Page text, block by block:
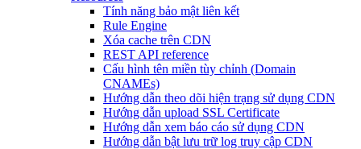
Tính năng bảo mật liên kết
Rule Engine
Xóa cache trên CDN
REST API reference
Cấu hình tên miền tùy chỉnh (Domain
CNAMEs)
Hướng dẫn theo dõi hiện trạng sử dụng CDN
Hướng dẫn upload SSL Certificate
Hướng dẫn xem báo cáo sử dụng CDN
Hướng dẫn bật lưu trữ log truy cập CDN